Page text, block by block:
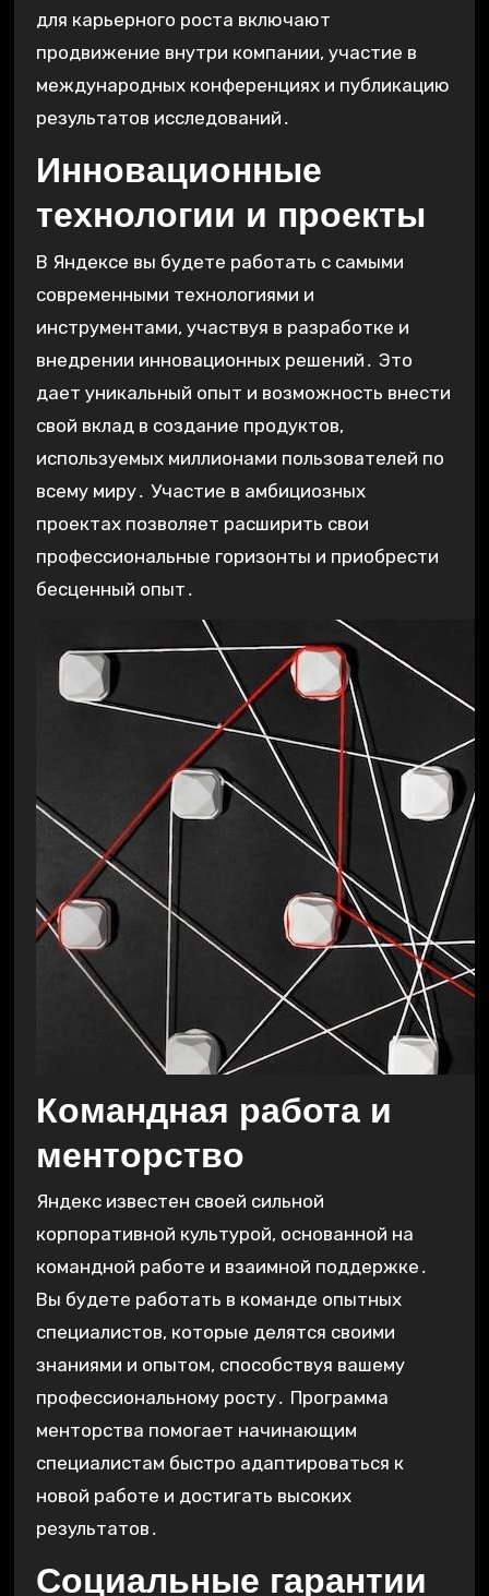
для карьерного роста включают
продвижение внутри компании, участие в
международных конференциях и публикацию
результатов исследований․
Инновационные
технологии и проекты
В Яндексе вы будете работать с самыми
современными технологиями и
инструментами, участвуя в разработке и
внедрении инновационных решений․ Это
дает уникальный опыт и возможность внести
свой вклад в создание продуктов,
используемых миллионами пользователей по
всему миру․ Участие в амбициозных
проектах позволяет расширить свои
профессиональные горизонты и приобрести
бесценный опыт․
Командная работа и
менторство
Яндекс известен своей сильной
корпоративной культурой, основанной на
командной работе и взаимной поддержке․
Вы будете работать в команде опытных
специалистов, которые делятся своими
знаниями и опытом, способствуя вашему
профессиональному росту․ Программа
менторства помогает начинающим
специалистам быстро адаптироваться к
новой работе и достигать высоких
результатов․
Социальные гарантии